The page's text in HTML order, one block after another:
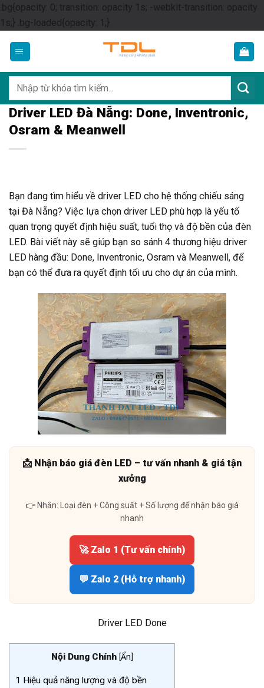
.bg{opacity: 0; transition: opacity 1s; -webkit-transition: opacity
1s;} .bg-loaded{opacity: 1;}Skip
content
kiếm:
Driver LED Đà Nẵng: Done, Inventronic,
Osram & Meanwell
Bạn đang tìm hiểu về driver LED cho hệ thống chiếu sáng
tại Đà Nẵng? Việc lựa chọn driver LED phù hợp là yếu tố
quan trọng quyết định hiệu suất, tuổi thọ và độ bền của đèn
LED. Bài viết này sẽ giúp bạn so sánh 4 thương hiệu driver
LED hàng đầu: Done, Inventronic, Osram và Meanwell, để
bạn có thể đưa ra quyết định tối ưu cho dự án của mình.
📩 Nhận báo giá đèn LED – tư vấn nhanh & giá tận
xưởng
👉 Nhắn: Loại đèn + Công suất + Số lượng để nhận báo giá
nhanh
🚀 Zalo 1 (Tư vấn chính)
💬 Zalo 2 (Hỗ trợ nhanh)
Driver LED Done
Nội Dung Chính [Ẩn]
1 Hiệu quả năng lượng và độ bền